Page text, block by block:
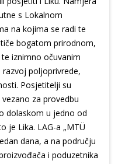
s Lokalnom
na kojima se radi te
bogatom prirodnom,
iznimno očuvanim
poljoprivrede,
Posjetitelji su
za provedbu
dolaskom u jedno od
je Lika. LAG-a „MTÜ
dana, a na području
i poduzetnika